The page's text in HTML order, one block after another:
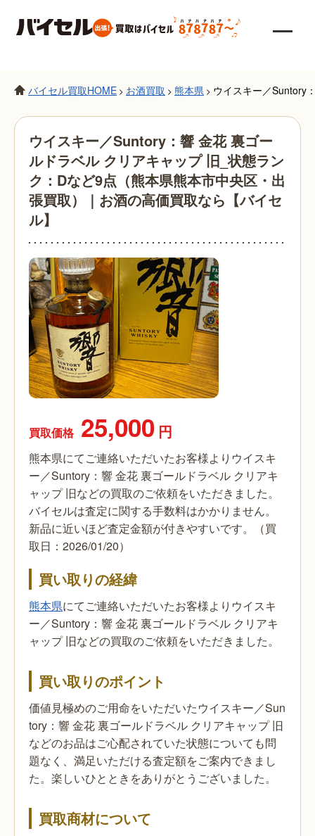
バイセル買取HOME > お酒買取 > 熊本県 > ウイスキー／Suntory
ウイスキー／Suntory：響 金花 裏ゴー
ルドラベル クリアキャップ 旧_状態ラン
ク：Dなど9点（熊本県熊本市中央区・出
張買取）｜お酒の高価買取なら【バイセ
ル】
買取価格 25,000 円
熊本県にてご連絡いただいたお客様よりウイスキ
ー／Suntory：響 金花 裏ゴールドラベル クリアキ
ャップ 旧などの買取のご依頼をいただきました。
バイセルは査定に関する手数料はかかりません。
新品に近いほど査定金額が付きやすいです。（買
取日：2026/01/20）
買い取りの経緯
熊本県にてご連絡いただいたお客様よりウイスキ
ー／Suntory：響 金花 裏ゴールドラベル クリアキ
ャップ 旧などの買取のご依頼をいただきました。
買い取りのポイント
価値見極めのご用命をいただいたウイスキー／Sun
tory：響 金花 裏ゴールドラベル クリアキャップ 旧
などのお品はご心配されていた状態についても問
題なく、満足いただける査定額をご案内できまし
た。楽しいひとときをありがとうございました。
買取商材について